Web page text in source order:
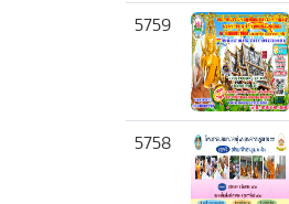
5759
5758